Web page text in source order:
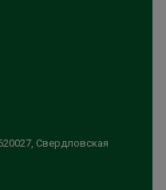
Свердловская